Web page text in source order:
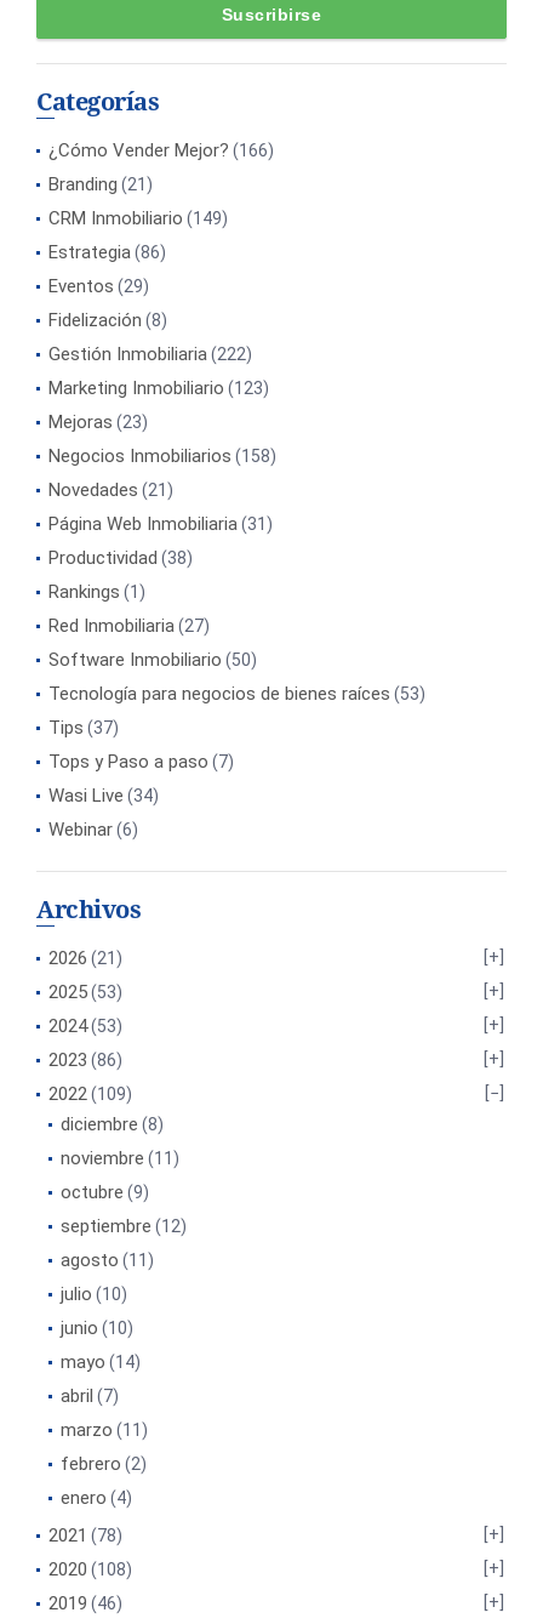
Categorías
¿Cómo Vender Mejor? (166)
Branding (21)
CRM Inmobiliario (149)
Estrategia(86)
Eventos (29)
Fidelización (8)
Gestión Inmobiliaria(222)
Marketing Inmobiliario (123)
Mejoras (23)
Negocios Inmobiliarios (158)
Novedades (21)
Página Web Inmobiliaria(31)
Productividad (38)
Rankings (1)
Red Inmobiliaria(27)
Software Inmobiliario (50)
Tecnología para negocios de bienes raíces (53)
Tips (37)
Tops y Paso a paso (7)
Wasi Live (34)
Webinar(6)
Archivos
2026 (21)
2025(53)
2024(53)
2023 (86)
2022(109)
diciembre (8)
noviembre (11)
octubre (9)
septiembre (12)
agosto (11)
julio (10)
junio (10)
mayo (14)
abril (7)
marzo (11)
febrero (2)
enero (4)
2021 (78)
2020 (108)
2019 (46)